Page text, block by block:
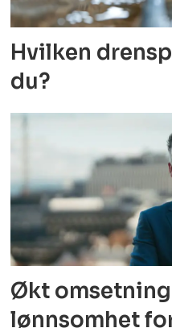
Hvilken
du?
Økt
lønnsomhet